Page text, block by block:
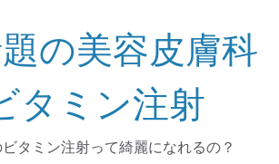
の美容皮膚科
タミン注射
タミン注射って綺麗になれるの？